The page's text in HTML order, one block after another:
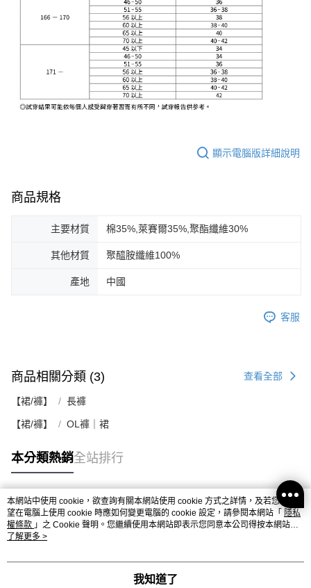
顯示電腦版詳細說明
商品規格
主要材質 棉35%,萊賽爾35%,聚酯纖維30%
其他材質 聚醯胺纖維100%
產地 中國
客服
商品相關分類 (3) 查看全部
【裙/褲】 長褲
【裙/褲】 OL褲｜裙
本分類熱銷全站排行
熱門標籤
本網站中使用 cookie，欲查詢有關本網站使用 cookie 方式之詳情，及若您不希
望在電腦上使用 cookie 時應如何變更電腦的 cookie 設定，請參閱本網站「 隱私
權條款 」之 Cookie 聲明。您繼續使用本網站即表示您同意本公司得按本網站使
用條款之 Cookie 聲明使用 cookie。
了解更多 >
我知道了